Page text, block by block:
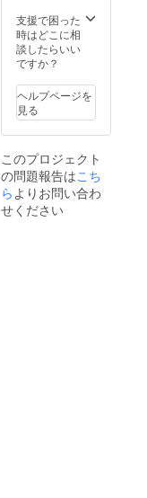
支援で困った
時はどこに相
談したらいい
ですか？
ヘルプページを
見る
このプロジェクト
の問題報告はこち
らよりお問い合わ
せください